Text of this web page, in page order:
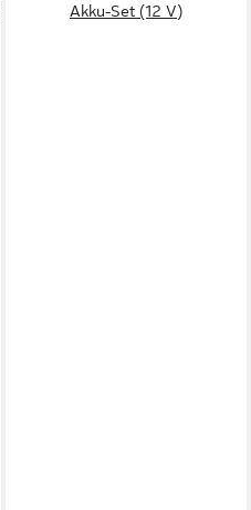
Akku-Set (12 V)